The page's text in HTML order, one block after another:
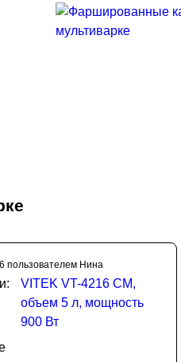
пользователем Нина
VITEK VT-4216 CM,
объем 5 л, мощность
900 Вт